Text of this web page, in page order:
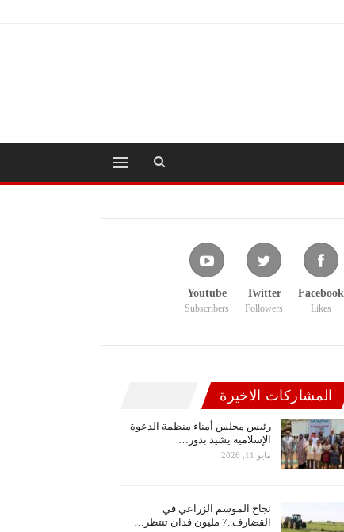
Facebook
Likes
Twitter
Followers
Youtube
Subscribers
المشاركات الاخيرة
رئيس مجلس أمناء منظمة الدعوة
الإسلامية يشيد بدور…
مايو 11, 2026
نجاح الموسم الزراعي في
القضارف..7 مليون فدان تنتظر…